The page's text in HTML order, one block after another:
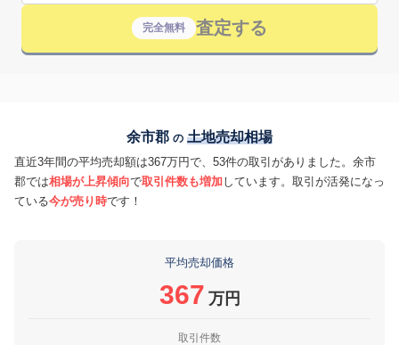
完全無料 査定する
余市郡 の 土地売却相場
直近3年間の平均売却額は367万円で、53件の取引がありました。余市
郡では相場が上昇傾向で取引件数も増加しています。取引が活発になっ
ている今が売り時です！
平均売却価格
367 万円
取引件数